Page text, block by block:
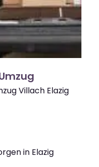
Villach Elazig
in Elazig